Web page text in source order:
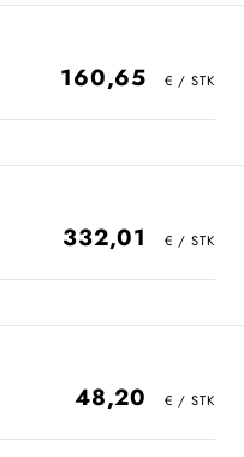
160,65
332,01
48,20